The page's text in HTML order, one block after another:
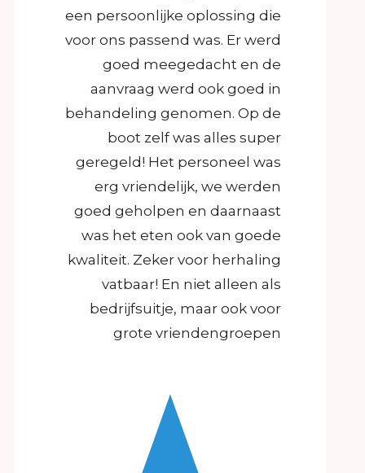
een persoonlijke oplossing die
voor ons passend was. Er werd
goed meegedacht en de
aanvraag werd ook goed in
behandeling genomen. Op de
boot zelf was alles super
geregeld! Het personeel was
erg vriendelijk, we werden
goed geholpen en daarnaast
was het eten ook van goede
kwaliteit. Zeker voor herhaling
vatbaar! En niet alleen als
bedrijfsuitje, maar ook voor
grote vriendengroepen